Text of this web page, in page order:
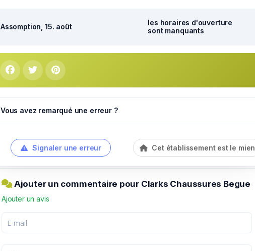
Assomption, 15. août
les horaires d'ouverture
sont manquants
Vous avez remarqué une erreur ?
Signaler une erreur Cet établissement est le mien
Ajouter un commentaire pour Clarks Chaussures Begue
Ajouter un avis